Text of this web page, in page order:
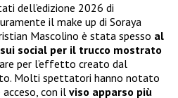
dell’edizione 2026 di
il make up di Soraya
Mascolino è stata spesso al
social per il trucco mostrato
per l’effetto creato dal
Molti spettatori hanno notato
con il viso apparso più